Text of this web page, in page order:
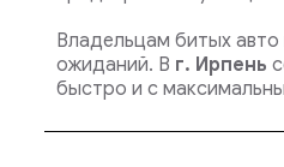
Владельцам битых авто
ожиданий. В г. Ирпень
быстро и с